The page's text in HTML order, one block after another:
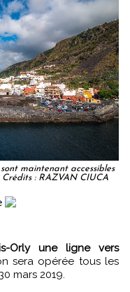
maintenant accessibles
: RAZVAN CIUCA
Orly une ligne vers
sera opérée tous les
mars 2019.